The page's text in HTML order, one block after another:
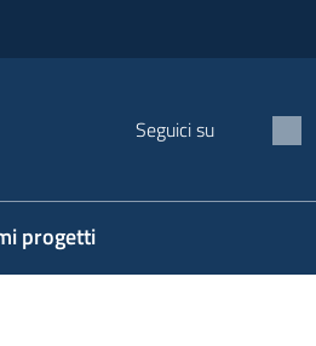
Seguici su
progetti